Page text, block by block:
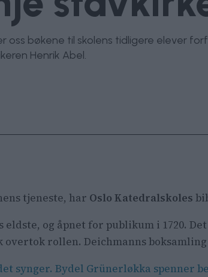
oss bøkene til skolens tidligere elever
Henrik Abel.
tjeneste, har Oslo Katedralskoles
og åpnet for publikum i 1720.
rollen. Deichmanns
synger. Bydel Grünerløkka spenner